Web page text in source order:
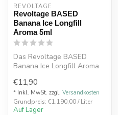
REVOLTAGE
Revoltage BASED
Banana Ice Longfill
Aroma 5ml
Das Revoltage BASED
Banana Ice Longfill Aroma
mit ein...
€11,90
* Inkl. MwSt. zzgl. Versandkosten
Grundpreis: €1.190,00 / Liter
Auf Lager